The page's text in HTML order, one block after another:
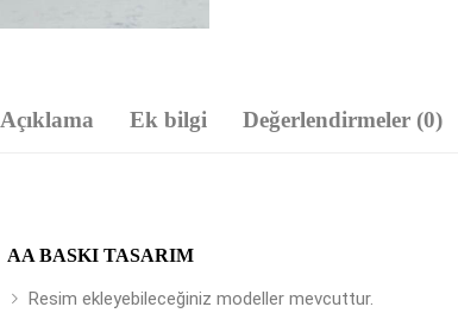
Açıklama Ek bilgi Değerlendirmeler (0)
AA BASKI TASARIM
Resim ekleyebileceğiniz modeller mevcuttur.